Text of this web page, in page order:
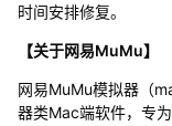
时间安排修复。
【关于网易MuMu】
网易MuMu模拟器（
器类Mac端软件，专